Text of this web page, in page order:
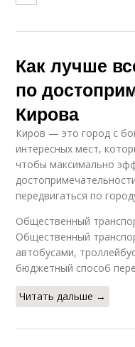
Как лучше
по
Кирова
Киров — это город с
интересных мест,
чтобы максимально
передвигаться по
Общественный
Общественный
автобусами,
бюджетный способ
Читать дальше →